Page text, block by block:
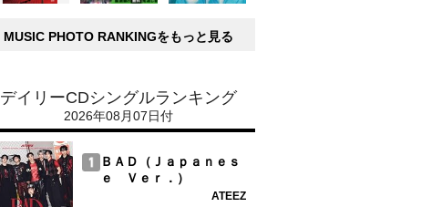
MUSIC PHOTO RANKINGをもっと見る
デイリーCDシングルランキング
2026年08月07日付
ＢＡＤ（Ｊａｐａｎｅｓ
ｅ Ｖｅｒ．）
ATEEZ